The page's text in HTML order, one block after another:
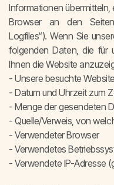
Informationen übermitteln,
Browser an den
Logfiles“). Wenn Sie
folgenden Daten, die für
Ihnen die Website
- Unsere besuchte Website
- Datum und Uhrzeit zum
- Menge der gesendeten
- Quelle/Verweis, von
- Verwendeter Browser
- Verwendetes
- Verwendete IP-Adresse